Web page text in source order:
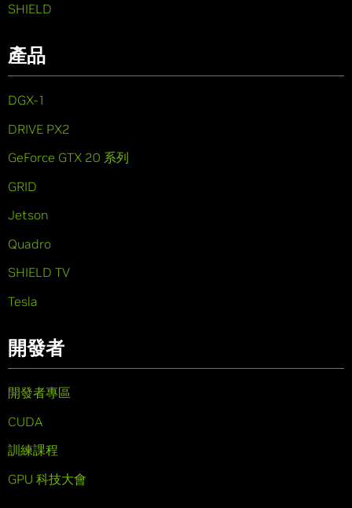
SHIELD
產品
DGX-1
DRIVE PX2
GeForce GTX 20 系列
GRID
Jetson
Quadro
SHIELD TV
Tesla
開發者
開發者專區
CUDA
訓練課程
GPU 科技大會